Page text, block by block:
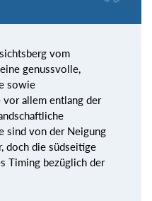
vom
genussvolle,
sowie
allem entlang der
sind von der Neigung
doch die südseitige
Timing bezüglich der